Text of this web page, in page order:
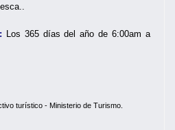
Los 365 días del año de 6:00am a
turístico - Ministerio de Turismo.